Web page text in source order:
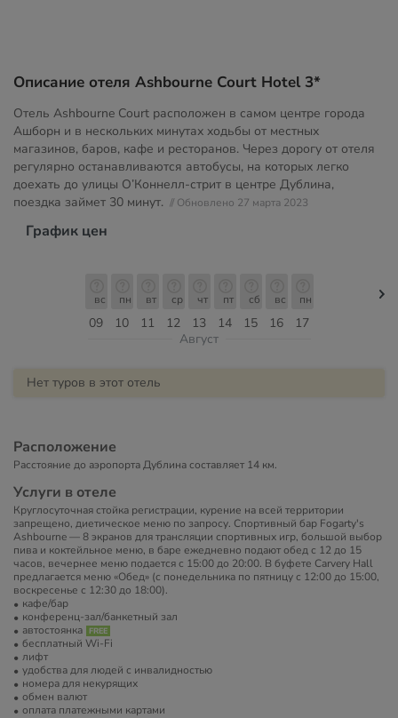
Описание отеля Ashbourne Court Hotel 3*
Отель Ashbourne Court расположен в самом центре города
Ашборн и в нескольких минутах ходьбы от местных
магазинов, баров, кафе и ресторанов. Через дорогу от отеля
регулярно останавливаются автобусы, на которых легко
доехать до улицы О’Коннелл-стрит в центре Дублина,
поездка займет 30 минут. // Обновлено 27 марта 2023
График цен
09
вс
10
пн
11
вт
12
ср
13
чт
14
пт
15
сб
16
вс
17
пн
Август
Нет туров в этот отель
Расположение
Расстояние до аэропорта Дублина составляет 14 км.
Услуги в отеле
Круглосуточная стойка регистрации, курение на всей территории
запрещено, диетическое меню по запросу. Спортивный бар Fogarty's
Ashbourne — 8 экранов для трансляции спортивных игр, большой выбор
пива и коктейльное меню, в баре ежедневно подают обед с 12 до 15
часов, вечернее меню подается с 15:00 до 20:00. В буфете Carvery Hall
предлагается меню «Обед» (с понедельника по пятницу с 12:00 до 15:00,
воскресенье с 12:30 до 18:00).
кафе/бар
конференц-зал/банкетный зал
автостоянка
бесплатный Wi-Fi
лифт
удобства для людей с инвалидностью
номера для некурящих
обмен валют
оплата платежными картами